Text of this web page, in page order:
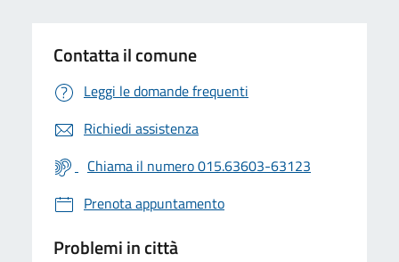
Contatta il comune
Leggi le domande frequenti
Richiedi assistenza
Chiama il numero 015.63603-63123
Prenota appuntamento
Problemi in città